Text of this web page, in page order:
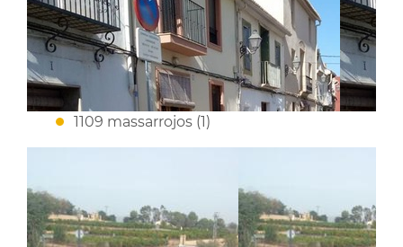
1109 massarrojos (1)